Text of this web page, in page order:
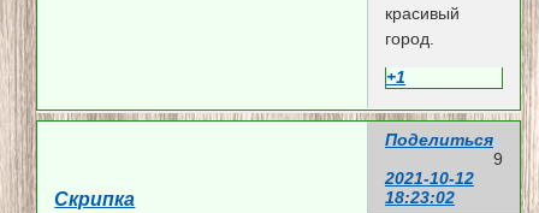
красивый
город.
+1
Поделиться
9
2021-10-12
18:23:02
Скрипка